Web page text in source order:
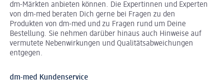
dm-Märkten anbieten können. Die Expertinnen und Experten
von dm-med beraten Dich gerne bei Fragen zu den
Produkten von dm-med und zu Fragen rund um Deine
Bestellung. Sie nehmen darüber hinaus auch Hinweise auf
vermutete Nebenwirkungen und Qualitätsabweichungen
entgegen.
dm-med Kundenservice